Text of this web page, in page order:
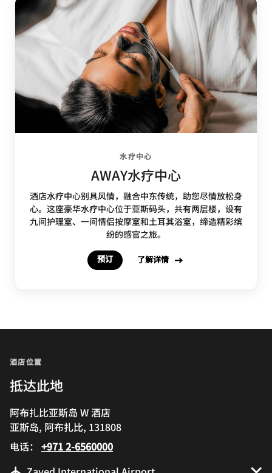
水疗中心
AWAY水疗中心
酒店水疗中心别具风情，融合中东传统，助您尽情放松身
心。这座豪华水疗中心位于亚斯码头，共有两层楼，设有
九间护理室、一间情侣按摩室和土耳其浴室，缔造精彩缤
纷的感官之旅。
预订 了解详情
酒店位置
抵达此地
阿布扎比亚斯岛 W 酒店
亚斯岛, 阿布扎比, 131808
电话： +971 2-6560000